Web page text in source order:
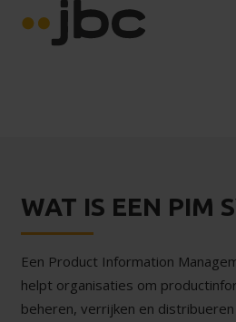
WAT IS EEN PIM
Een Product Information
helpt organisaties om
beheren, verrijken en